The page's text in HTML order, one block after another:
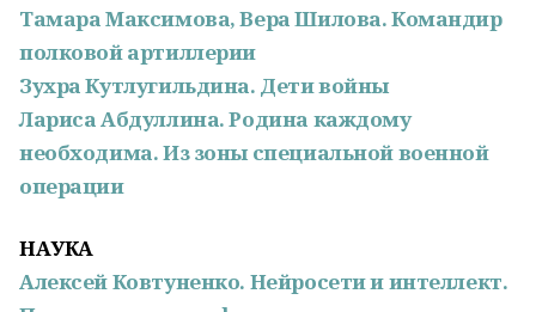
Тамара Максимова, Вера Шилова. Командир
полковой артиллерии
Зухра Кутлугильдина. Дети войны
Лариса Абдуллина. Родина каждому
необходима. Из зоны специальной военной
операции
НАУКА
Алексей Ковтуненко. Нейросети и интеллект.